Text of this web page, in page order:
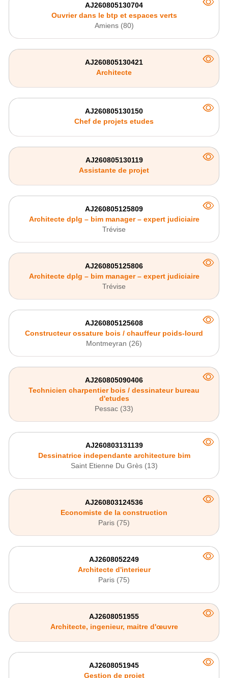
AJ260805130704
Ouvrier dans le btp et espaces verts
Amiens (80)
AJ260805130421
Architecte
AJ260805130150
Chef de projets etudes
AJ260805130119
Assistante de projet
AJ260805125809
Architecte dplg – bim manager – expert judiciaire
Trévise
AJ260805125806
Architecte dplg – bim manager – expert judiciaire
Trévise
AJ260805125608
Constructeur ossature bois / chauffeur poids-lourd
Montmeyran (26)
AJ260805090406
Technicien charpentier bois / dessinateur bureau
d'etudes
Pessac (33)
AJ260803131139
Dessinatrice independante architecture bim
Saint Etienne Du Grès (13)
AJ260803124536
Economiste de la construction
Paris (75)
AJ2608052249
Architecte d'interieur
Paris (75)
AJ2608051955
Architecte, ingenieur, maitre d'œuvre
AJ2608051945
Gestion de projet